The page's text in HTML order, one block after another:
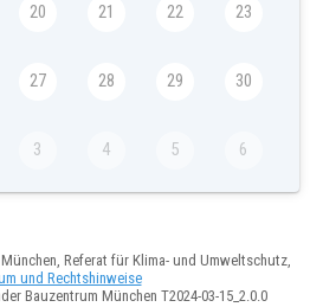
20 21 22 23
27 28 29 30
3 4 5 6
Referat für Klima- und Umweltschutz,
und Rechtshinweise
Bauzentrum München T2024-03-15_2.0.0